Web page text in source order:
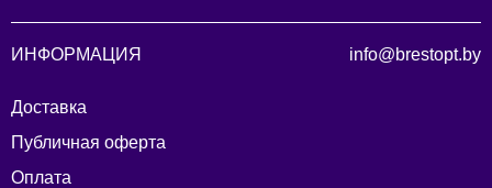
ИНФОРМАЦИЯ
Доставка
Публичная оферта
Оплата
info@brestopt.by